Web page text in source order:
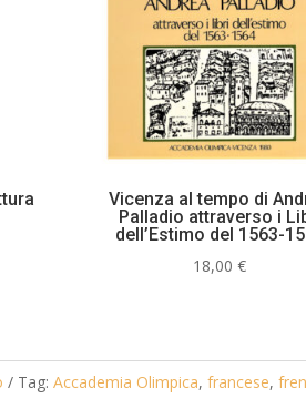
Vicenza al tempo di
Palladio attraverso i
dell’Estimo del 1563-
18,00€
Tag: Accademia Olimpica, francese,